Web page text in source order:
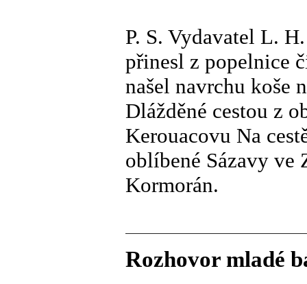
P. S. Vydavatel L.
přinesl z popelnice
našel navrchu koše
Dlážděné cestou z
Kerouacovu Na
oblíbené Sázavy ve
Kormorán.
Rozhovor mladé